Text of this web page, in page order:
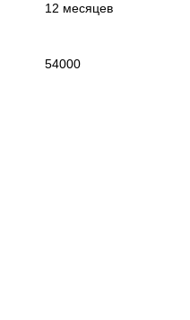
12 месяцев
54000